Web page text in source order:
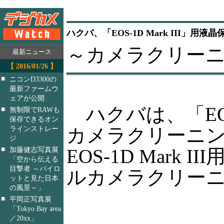
最新ニュース
【 2016/01/26 】
■
ニコンD3300の
最新ファームウ
ェアが公開
■ 無制限でRAWも
保存できるオン
ラインストレー
ジ
■
加藤健志写真展
「空から伝える
目撃者 ～パイロ
ットと見た日本
の風景～」
■ 平岡正写真展
「Tokyo Bay area
／20xx」
ハクバ、「EOS-1D Mark III」用液晶
～カメラクリー
ハクバは、「
カメラクリーニ
EOS-1D Mark III
ルカメラクリー